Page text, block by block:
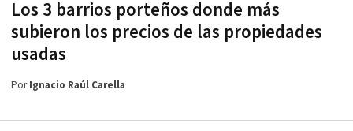
Los 3 barrios porteños donde más
subieron los precios de las propiedades
usadas
PorIgnacio Raúl Carella